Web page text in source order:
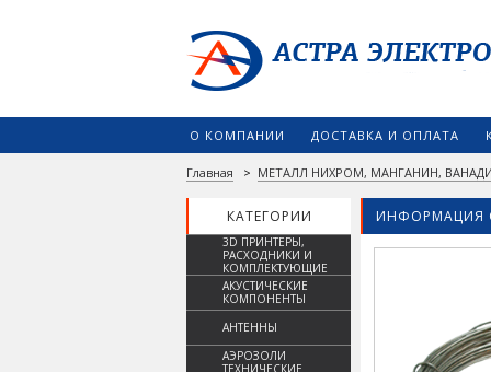
О КОМПАНИИ ДОСТАВКА И ОПЛАТА
Главная > МЕТАЛЛ НИХРОМ, МАНГАНИН,
КАТЕГОРИИ ИНФОРМАЦИЯ
3D ПРИНТЕРЫ,
РАСХОДНИКИ И
КОМПЛЕКТУЮЩИЕ
АКУСТИЧЕСКИЕ
КОМПОНЕНТЫ
АНТЕННЫ
АЭРОЗОЛИ
ТЕХНИЧЕСКИЕ